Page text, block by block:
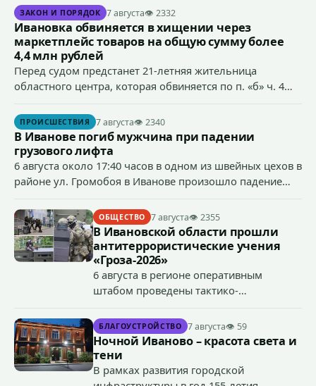
ЗАКОН И ПОРЯДОК 7 августа👁 2332
Ивановка обвиняется в хищении через
маркетплейс товаров на общую сумму более
4,4 млн рублей
Перед судом предстанет 21-летняя жительница
областного центра, которая обвиняется по п. «б» ч. 4
сумму более 4,4 млн рублей через маркетплейс.
ПРОИСШЕСТВИЯ 7 августа👁 2340
В Иванове погиб мужчина при падении
грузового лифта
6 августа около 17:40 часов в одном из швейных цехов в
районе ул. Громобоя в Иванове произошло падение
ОБЩЕСТВО 7 августа👁 2355
В Ивановской области прошли
антитеррористические учения
«Гроза-2026»
6 августа в регионе оперативным
штабом проведены тактико-
террористического акта на объекте
органов государственной власти.
«Гроза-2026».
БЛАГОУСТРОЙСТВО 7 августа👁 59
Ночной Иваново – красота света и
тени
В рамках развития городской